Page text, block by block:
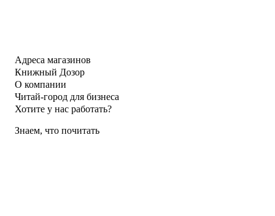
Адреса магазинов
Книжный Дозор
О компании
Читай-город для бизнеса
Хотите у нас работать?
Знаем, что почитать